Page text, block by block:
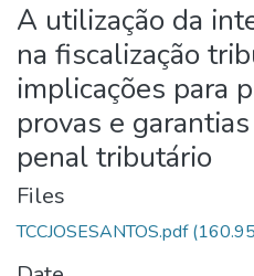
A utilização da
na fiscalização
implicações para
provas e
penal tributário
Files
TCCJOSESANTOS.pdf